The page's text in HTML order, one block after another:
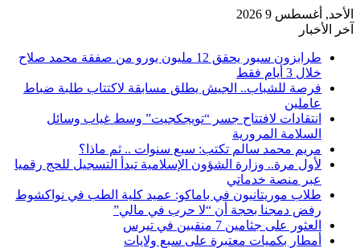
الأحد, أغسطس 9 2026
آخر الأخبار
طرابزون سبور يحقق 12 مليون يورو من صفقة محمد صلاح
خلال 3 أيام فقط
فرصة للشباب.. الجيش يطلق مسابقة لاكتتاب طلبة ضباط
عاملين
انتقادات لافتتاح جسر “تويجكجيت” وسط غياب وسائل
السلامة المرورية
مريم محمد سالم تكتب: سبع سنوات .. ثم ماذا؟
لأول مرة.. وزارة الشؤون الإسلامية تبدأ التسجيل للحج رقميا
عبر منصة خدماتي
طلاب موريتانيون في باماكو: عميد كلية الطب في نواكشوط
رفض دمجنا بحجة أن “لا حرب في مالي”
العثور على جثامين 7 منقبين في تيرس
أمطار بكميات معتبرة على سبع ولايات